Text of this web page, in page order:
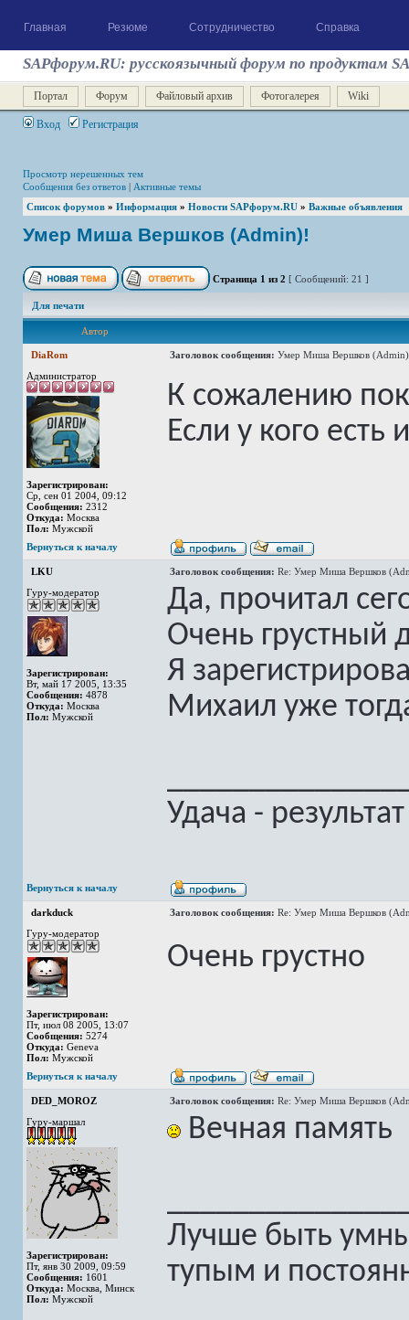
Главная Резюме Сотрудничество Справка
SAPфорум.RU: русскоязычный форум по продуктам
Портал Форум Файловый архив Фотогалерея Wiki
Вход Регистрация
Просмотр нерешенных тем
Сообщения без ответов | Активные темы
Список форумов » Информация » Новости SAPфорум.RU » Важные объявления
Умер Миша Вершков (Admin)!
Страница 1 из 2 [ Сообщений: 21 ]
Для печати
Автор
DiaRom Заголовок сообщения: Умер Миша Вершков
Администратор
Зарегистрирован:
Ср, сен 01 2004, 09:12
Сообщения: 2312
Откуда: Москва
Пол: Мужской
К сожалению
Если у кого
Вернуться к началу
LKU Заголовок сообщения: Re: Умер Миша Вершков
Гуру-модератор
Зарегистрирован:
Вт, май 17 2005, 13:35
Сообщения: 4878
Откуда: Москва
Пол: Мужской
Да, прочитал
Очень грустный
Я
Михаил уже
Удача -
Вернуться к началу
darkduck Заголовок сообщения: Re: Умер Миша Вершков
Гуру-модератор
Зарегистрирован:
Пт, июл 08 2005, 13:07
Сообщения: 5274
Откуда: Geneva
Пол: Мужской
Очень грустно
Вернуться к началу
DED_MOROZ Заголовок сообщения: Re: Умер Миша Вершков
Гуру-маршал
Зарегистрирован:
Пт, янв 30 2009, 09:59
Сообщения: 1601
Откуда: Москва, Минск
Пол: Мужской
Вечная память
Лучше быть
тупым и